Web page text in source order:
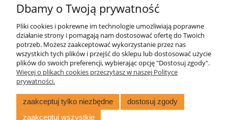
121 Deltoidów
67,70 zł
Dbamy o Twoją prywatność
Pliki cookies i pokrewne im technologie umożliwiają poprawne
działanie strony i pomagają nam dostosować ofertę do Twoich
potrzeb. Możesz zaakceptować wykorzystanie przez nas
wszystkich tych plików i przejść do sklepu lub dostosować użycie
plików do swoich preferencji, wybierając opcję "Dostosuj zgody".
Więcej o plikach cookies przeczytasz w naszej Polityce
prywatności.
zaakceptuj tylko niezbędne
dostosuj zgody
zaakceptuj wszystkie